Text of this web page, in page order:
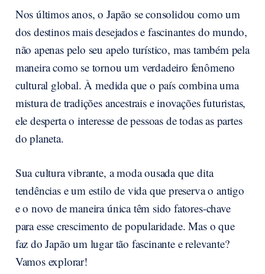
Nos últimos anos, o Japão se consolidou como um
dos destinos mais desejados e fascinantes do mundo,
não apenas pelo seu apelo turístico, mas também pela
maneira como se tornou um verdadeiro fenômeno
cultural global. À medida que o país combina uma
mistura de tradições ancestrais e inovações futuristas,
ele desperta o interesse de pessoas de todas as partes
do planeta.
Sua cultura vibrante, a moda ousada que dita
tendências e um estilo de vida que preserva o antigo
e o novo de maneira única têm sido fatores-chave
para esse crescimento de popularidade. Mas o que
faz do Japão um lugar tão fascinante e relevante?
Vamos explorar!